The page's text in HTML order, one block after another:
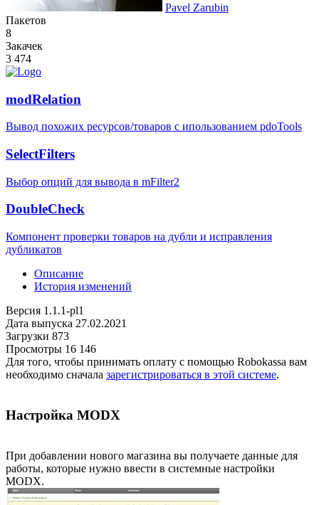
Pavel Zarubin
Пакетов
8
Закачек
3 474
modRelation
Вывод похожих ресурсов/товаров с ипользованием pdoTools
SelectFilters
Выбор опций для вывода в mFilter2
DoubleCheck
Компонент проверки товаров на дубли и исправления
дубликатов
Описание
История изменений
Версия 1.1.1-pl1
Дата выпуска 27.02.2021
Загрузки 873
Просмотры 16 146
Для того, чтобы принимать оплату с помощью Robokassa вам
необходимо сначала зарегистрироваться в этой системе.
Настройка MODX
При добавлении нового магазина вы получаете данные для
работы, которые нужно ввести в системные настройки
MODX.